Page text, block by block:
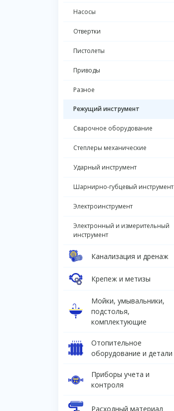
Насосы
Отвертки
Пистолеты
Приводы
Разное
Режущий инструмент
Сварочное оборудование
Степлеры механические
Ударный инструмент
Шарнирно-губцевый инструмент
Электроинструмент
Электронный и измерительный
инструмент
Канализация и дренаж
Крепеж и метизы
Мойки, умывальники,
подстолья,
комплектующие
Отопительное
оборудование и детали
Приборы учета и
контроля
Расходный материал